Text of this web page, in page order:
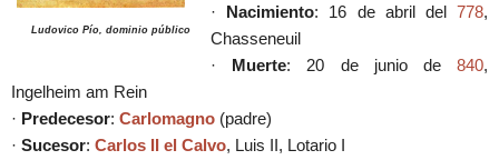
Ludovico Pío, dominio público
· Nacimiento: 16 de abril del778,
Chasseneuil
· Muerte: 20 de junio de840,
Ingelheim am Rein
· Predecesor: Carlomagno (padre)
· Sucesor: Carlos II el Calvo, Luis II, Lotario I